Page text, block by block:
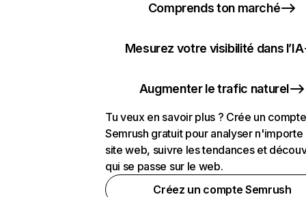
Comprends ton marché
Mesurez votre visibilité dans l’IA
Augmenter le trafic naturel
Tu veux en savoir plus ? Crée un compte
Semrush gratuit pour analyser n'importe
site web, suivre les tendances et
qui se passe sur le web.
Créez un compte Semrush